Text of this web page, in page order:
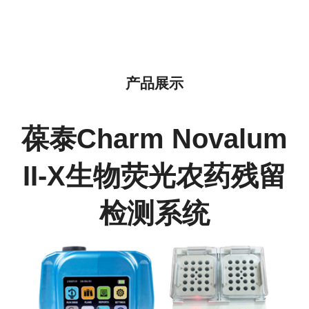
产品展示
葆泰Charm Novalum
II-X生物荧光农药残留
检测系统